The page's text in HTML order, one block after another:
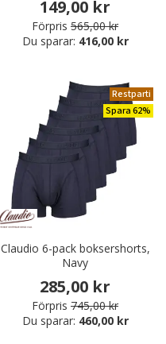
149,00 kr
Förpris 565,00 kr
Du sparar: 416,00 kr
Restparti
Spara 62%
Claudio 6-pack boksershorts,
Navy
285,00 kr
Förpris 745,00 kr
Du sparar: 460,00 kr